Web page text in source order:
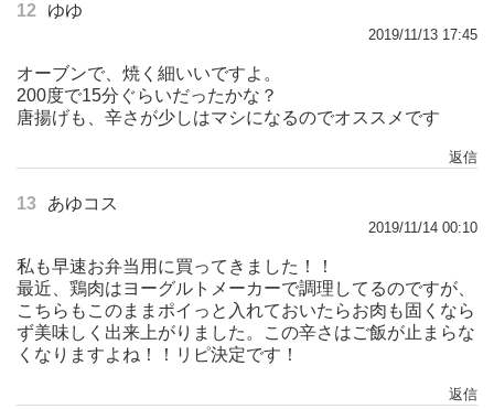
12 ゆゆ
2019/11/13 17:45
オーブンで、焼く細いいですよ。
200度で15分ぐらいだったかな？
唐揚げも、辛さが少しはマシになるのでオススメです
返信
13 あゆコス
2019/11/14 00:10
私も早速お弁当用に買ってきました！！
最近、鶏肉はヨーグルトメーカーで調理してるのですが、
こちらもこのままポイっと入れておいたらお肉も固くなら
ず美味しく出来上がりました。この辛さはご飯が止まらな
くなりますよね！！リピ決定です！
返信